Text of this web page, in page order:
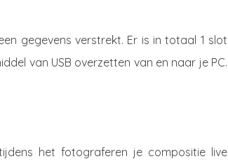
gegevens verstrekt. Er is in totaal 1 slot
van USB overzetten van en naar je PC.
het fotograferen je compositie live